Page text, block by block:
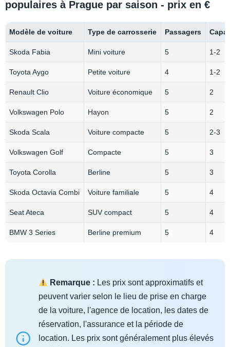
populaires à Prague par saison - prix en €
Modèle de voiture Type de carrosserie Passagers
Skoda Fabia Mini voiture 5 1-2
Toyota Aygo Petite voiture 4 1-2
Renault Clio Voiture économique 5 2
Volkswagen Polo Hayon 5 2
Skoda Scala Voiture compacte 5 2-3
Volkswagen Golf Compacte 5 3
Toyota Corolla Berline 5 3
Skoda Octavia Combi Voiture familiale 5 4
Seat Ateca SUV compact 5 4
BMW 3 Series Berline premium 5 4
Remarque : Les prix sont approximatifs et
peuvent varier selon le lieu de prise en charge
de la voiture, l'agence de location, les dates de
réservation, l'assurance et la période de
location. Les prix sont généralement plus élevés